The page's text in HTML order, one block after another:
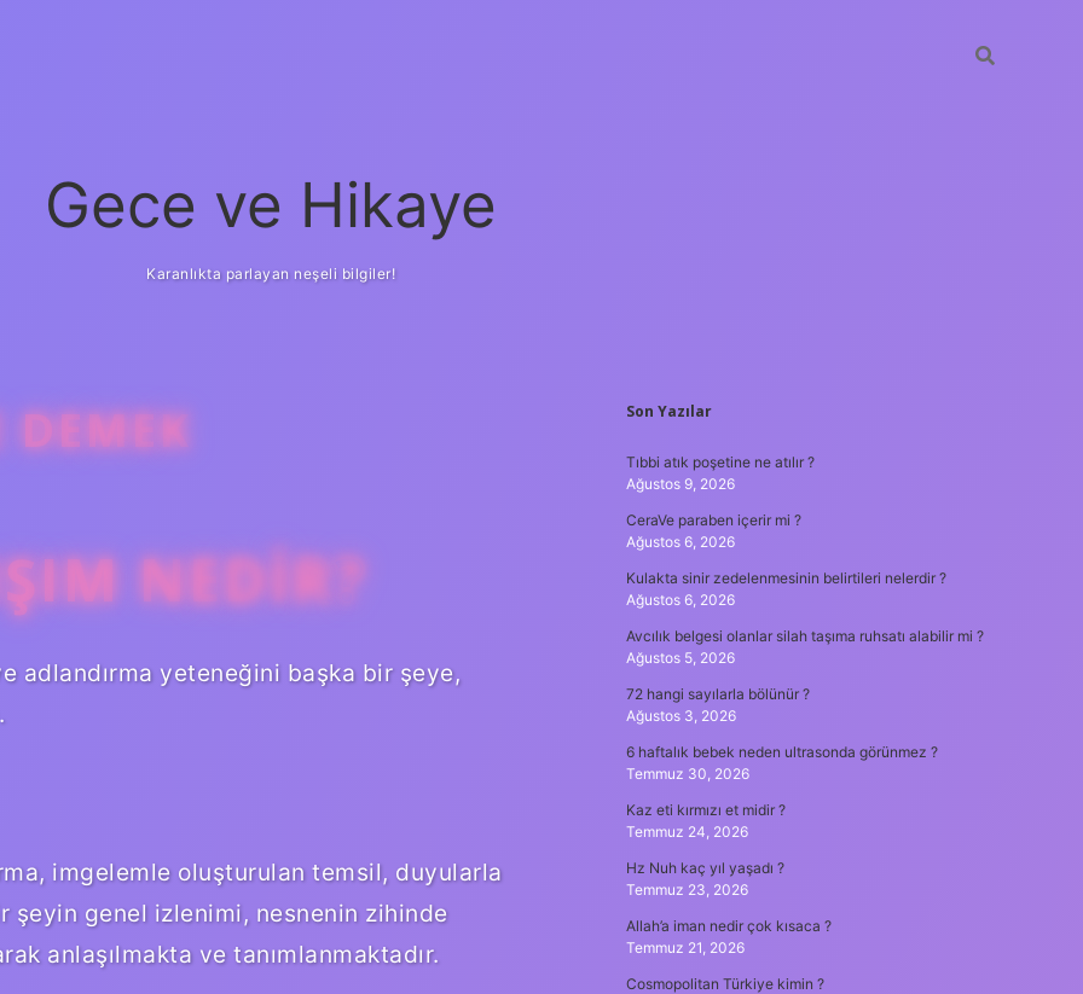
Gece ve Hikaye
Karanlıkta parlayan neşeli bilgiler!
NEDIR?
adlandırma yeteneğini başka bir şeye,
imgelemle oluşturulan temsil, duyularla
şeyin genel izlenimi, nesnenin zihinde
anlaşılmakta ve tanımlanmaktadır.
SIDEBAR
Son Yazılar
Tıbbi atık poşetine ne atılır ?
Ağustos 9, 2026
CeraVe paraben içerir mi ?
Ağustos 6, 2026
Kulakta sinir zedelenmesinin belirtileri nelerdir ?
Ağustos 6, 2026
Avcılık belgesi olanlar silah taşıma ruhsatı alabilir mi ?
Ağustos 5, 2026
72 hangi sayılarla bölünür ?
Ağustos 3, 2026
6 haftalık bebek neden ultrasonda görünmez ?
Temmuz 30, 2026
Kaz eti kırmızı et midir ?
Temmuz 24, 2026
Hz Nuh kaç yıl yaşadı ?
Temmuz 23, 2026
Allah’a iman nedir çok kısaca ?
Temmuz 21, 2026
Cosmopolitan Türkiye kimin ?